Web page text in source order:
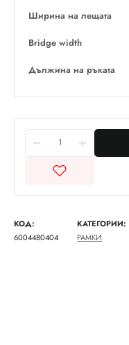
Ширина на лещата
Bridge width
Дължина на ръката
КОД:
6004480404
КАТЕГОРИИ:
РАМКИ